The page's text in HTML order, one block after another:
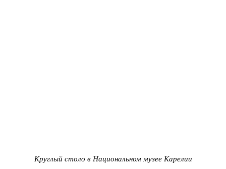
Круглый столо в Национальном музее Карелии